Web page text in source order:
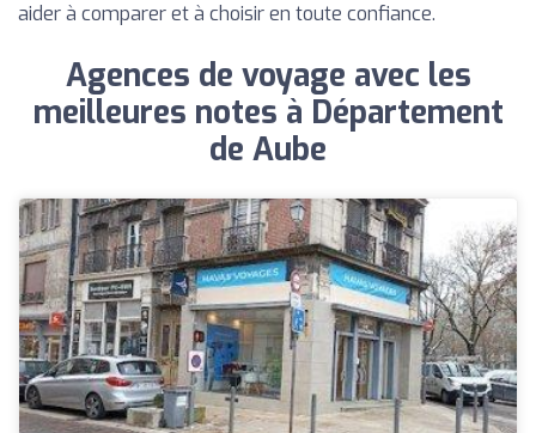
aider à comparer et à choisir en toute confiance.
Agences de voyage avec les
meilleures notes à Département
de Aube